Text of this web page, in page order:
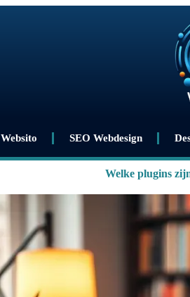
Websito SEO Webdesign
Welke plugins